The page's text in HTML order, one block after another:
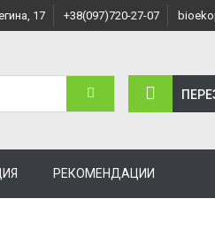
17 +38(097)720-27-07
РЕКОМЕНДАЦИИ